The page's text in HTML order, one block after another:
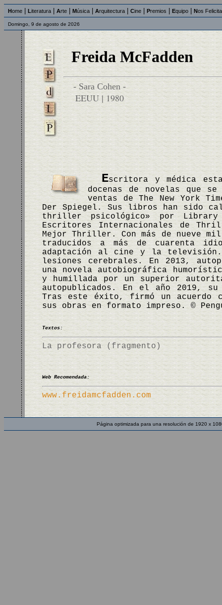
Home Literatura Arte Música Arquitectura Cine Premios Equipo Nos
Domingo, 9 de agosto de 2026
Freida McFadden
- Sara Cohen -
EEUU | 1980
Escritora y médica
docenas de novelas que
ventas de The New York
Der Spiegel. Sus libros han sido
thriller psicológico» por Library
Escritores Internacionales de
Mejor Thriller. Con más de nueve
traducidos a más de cuarenta
adaptación al cine y la televisión.
lesiones cerebrales. En 2013,
una novela autobiográfica
y humillada por un superior
autopublicados. En el año 2019,
Tras este éxito, firmó un acuerdo
sus obras en formato impreso. ©
Textos:
La profesora (fragmento)
Web Recomendada:
www.freidamcfadden.com
Página optimizada para una resolución de 1920 x